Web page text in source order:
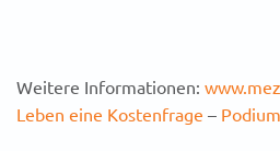
Weitere Informationen:
Leben eine Kostenfrage –